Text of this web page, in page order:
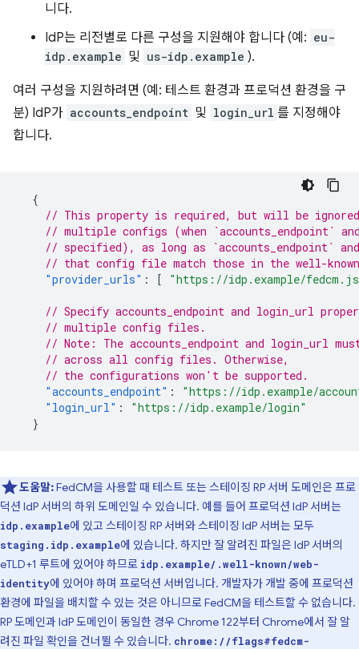
니다.
IdP는 리전별로 다른 구성을 지원해야 합니다 (예: eu-
idp.example 및 us-idp.example ).
여러 구성을 지원하려면 (예: 테스트 환경과 프로덕션 환경을 구
분) IdP가 accounts_endpoint 및 login_url 를 지정해야
합니다.
{
// This property is required, but will be ignored
// multiple configs (when `accounts_endpoint`
// specified), as long as `accounts_endpoint`
// that config file match those in the well-
"provider_urls" : [ "https://idp.example/
// Specify accounts_endpoint and login_url
// multiple config files.
// Note: The accounts_endpoint and login_url
// across all config files. Otherwise,
// the configurations won't be supported.
"accounts_endpoint" :
"https://idp.example/
"login_url" :
"https://idp.example/login"
}
도움말:FedCM을 사용할 때 테스트 또는 스테이징 RP 서버 도메인은 프로
덕션 IdP 서버의 하위 도메인일 수 있습니다. 예를 들어 프로덕션 IdP 서버는
idp.example에 있고 스테이징 RP 서버와 스테이징 IdP 서버는 모두
staging.idp.example에 있습니다. 하지만 잘 알려진 파일은 IdP 서버의
eTLD+1 루트에 있어야 하므로 idp.example/.well-known/web-
identity에 있어야 하며 프로덕션 서버입니다. 개발자가 개발 중에 프로덕션
환경에 파일을 배치할 수 있는 것은 아니므로 FedCM을 테스트할 수 없습니다.
RP 도메인과 IdP 도메인이 동일한 경우 Chrome 122부터 Chrome에서 잘 알
려진 파일 확인을 건너뛸 수 있습니다. chrome://flags#fedcm-